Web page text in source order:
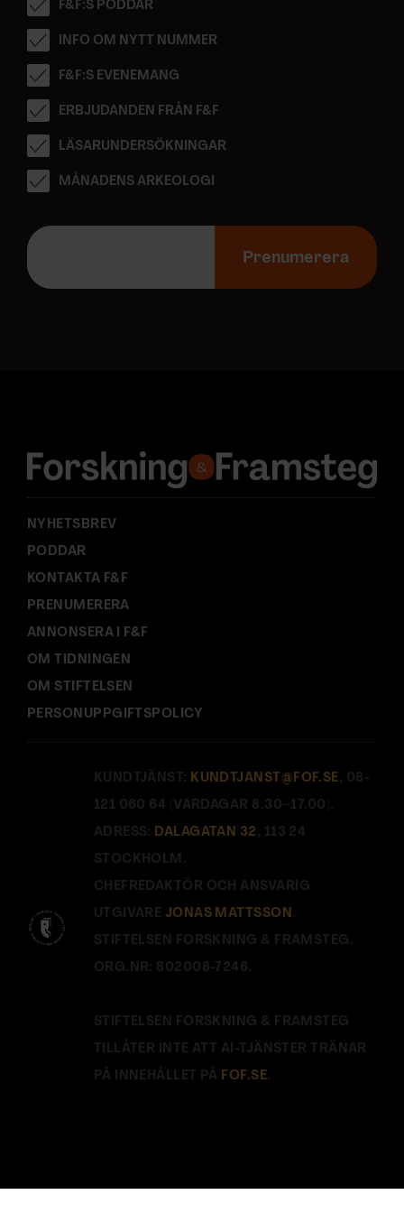
Dessa kan i sin tur kombinera informationen med annan
information som du har tillhandahållit eller som de har
F&F:S PODDAR
INFO OM NYTT NUMMER
F&F:S EVENEMANG
ERBJUDANDEN FRÅN F&F
LÄSARUNDERSÖKNINGAR
MÅNADENS ARKEOLOGI
E
p
s
:
Prenumerera
NYHETSBREV
PODDAR
KONTAKTA F&F
PRENUMERERA
ANNONSERA I F&F
OM TIDNINGEN
OM STIFTELSEN
PERSONUPPGIFTSPOLICY
KUNDTJÄNST: KUNDTJANST@FOF.SE , 08-
121 060 64 (VARDAGAR 8.30–17.00).
ADRESS: DALAGATAN 32 , 113 24
STOCKHOLM.
CHEFREDAKTÖR OCH ANSVARIG
UTGIVARE JONAS MATTSSON.
STIFTELSEN FORSKNING & FRAMSTEG.
ORG.NR: 802008-7246.
STIFTELSEN FORSKNING & FRAMSTEG
TILLÅTER INTE ATT AI-TJÄNSTER TRÄNAR
PÅ INNEHÅLLET PÅ FOF.SE.